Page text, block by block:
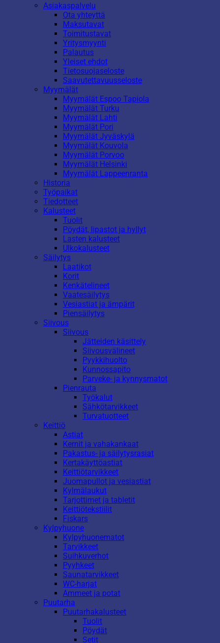
Asiakaspalvelu
Ota yhteyttä
Maksutavat
Toimitustavat
Yritysmyynti
Palautus
Yleiset ehdot
Tietosuojaseloste
Saavutettavuusseloste
Myymälät
Myymälät Espoo Tapiola
Myymälät Turku
Myymälät Lahti
Myymälät Pori
Myymälät Jyväskylä
Myymälät Kouvola
Myymälät Porvoo
Myymälät Helsinki
Myymälät Lappeenranta
Historia
Työpaikat
Tiedotteet
Kalusteet
Tuolit
Pöydät, lipastot ja hyllyt
Lasten kalusteet
Ulkokalusteet
Säilytys
Laatikot
Korit
Kenkätelineet
Vaatesäilytys
Vesiastiat ja ämpärit
Piensäilytys
Siivous
Siivous
Jätteiden käsittely
Siivousvälineet
Pyykkihuolto
Kunnossapito
Parveke- ja kynnysmatot
Pienrauta
Työkalut
Sähkötarvikkeet
Turvatuotteet
Keittiö
Astiat
Kernit ja vahakankaat
Pakastus- ja säilytysrasiat
Kertakäyttöastiat
Keittiötarvikkeet
Juomapullot ja vesiastiat
Kylmälaukut
Tarjottimet ja tabletit
Keittiötekstiilit
Fiskars
Kylpyhuone
Kylpyhuonematot
Tarvikkeet
Suihkuverhot
Pyyhkeet
Saunatarvikkeet
WC-harjat
Ammeet ja potat
Puutarha
Puutarhakalusteet
Tuolit
Pöydät
Setit